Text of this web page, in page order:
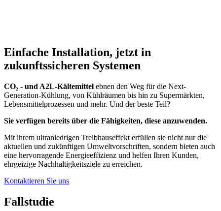
Einfache Installation, jetzt in
zukunftssicheren Systemen
CO₂ - und A2L-Kältemittel ebnen den Weg für die Next-
Generation-Kühlung, von Kühlräumen bis hin zu Supermärkten,
Lebensmittelprozessen und mehr. Und der beste Teil?
Sie verfügen bereits über die Fähigkeiten, diese anzuwenden.
Mit ihrem ultraniedrigen Treibhauseffekt erfüllen sie nicht nur die
aktuellen und zukünftigen Umweltvorschriften, sondern bieten auch
eine hervorragende Energieeffizienz und helfen Ihren Kunden,
ehrgeizige Nachhaltigkeitsziele zu erreichen.
Kontaktieren Sie uns
Fallstudie